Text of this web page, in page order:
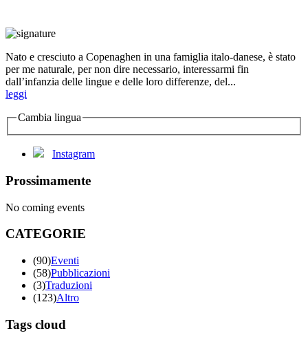
Nato e cresciuto a Copenaghen in una famiglia italo-danese, è stato
per me naturale, per non dire necessario, interessarmi fin
dall’infanzia delle lingue e delle loro differenze, del...
leggi
Cambia lingua
Instagram
Prossimamente
No coming events
CATEGORIE
(90)Eventi
(58)Pubblicazioni
(3)Traduzioni
(123)Altro
Tags cloud